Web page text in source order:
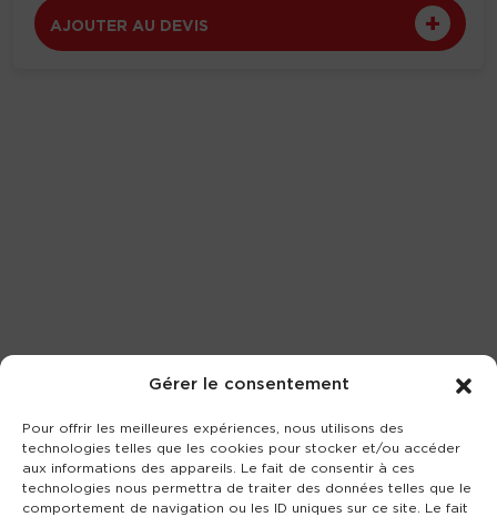
Gérer le consentement
Pour offrir les meilleures expériences, nous utilisons des
technologies telles que les cookies pour stocker et/ou accéder
aux informations des appareils. Le fait de consentir à ces
technologies nous permettra de traiter des données telles que le
comportement de navigation ou les ID uniques sur ce site. Le fait
AJOUTER AU DEVIS